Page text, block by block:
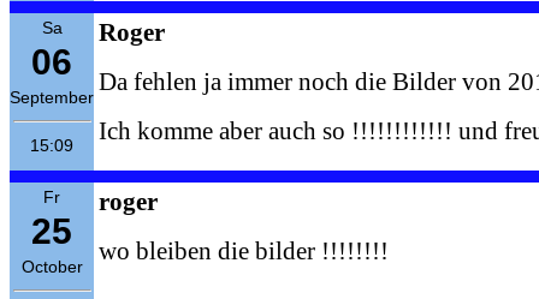
Sa
06
September
15:09
Roger
Da fehlen ja immer noch die Bilder von
Ich komme aber auch so !!!!!!!!!!!! und
Fr
25
October
roger
wo bleiben die bilder !!!!!!!!